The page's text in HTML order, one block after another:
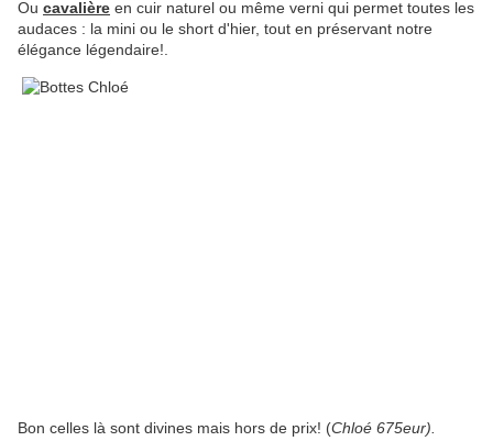
Ou cavalière en cuir naturel ou même verni qui permet toutes les
audaces : la mini ou le short d'hier, tout en préservant notre
élégance légendaire!.
Bon celles là sont divines mais hors de prix! (Chloé 675eur).